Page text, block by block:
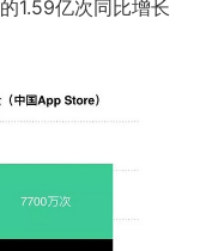
1.59亿次同比增长